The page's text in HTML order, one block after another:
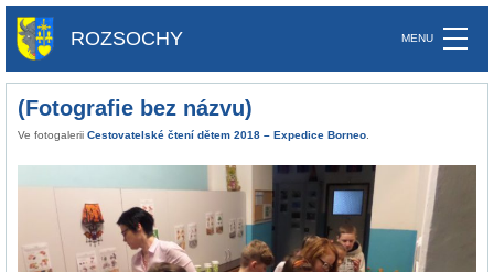
ROZSOCHY
(Fotografie bez názvu)
Ve fotogalerii Cestovatelské čtení dětem 2018 – Expedice Borneo